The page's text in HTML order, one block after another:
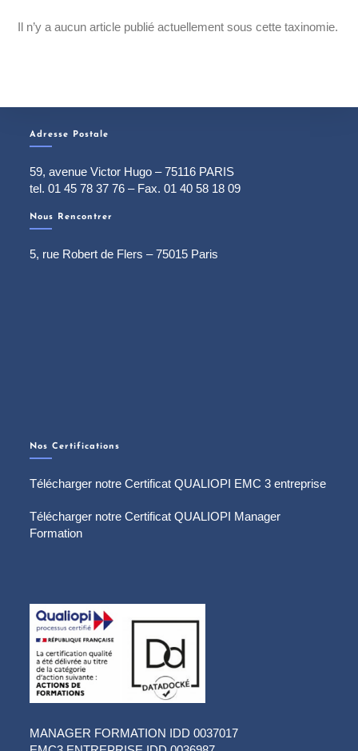
Il n’y a aucun article publié actuellement sous cette taxinomie.
Adresse Postale
59, avenue Victor Hugo – 75116 PARIS
tel. 01 45 78 37 76 – Fax. 01 40 58 18 09
Nous Rencontrer
5, rue Robert de Flers – 75015 Paris
Nos Certifications
Télécharger notre Certificat QUALIOPI EMC 3 entreprise
Télécharger notre Certificat QUALIOPI Manager
Formation
MANAGER FORMATION IDD 0037017